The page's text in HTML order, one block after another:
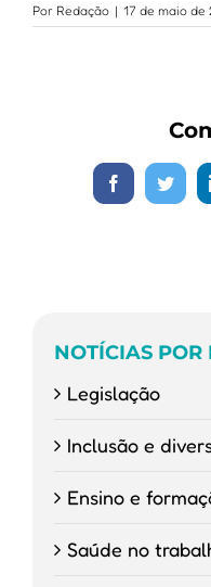
Por Redação | 17 de maio de
Facebook
NOTÍCIAS POR
Legislação
Inclusão e
Ensino e
Saúde no